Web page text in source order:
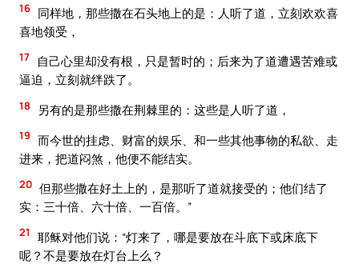
16 同样地，那些撒在石头地上的是：人听了道，立刻欢欢喜
喜地领受，
17
自己心里却没有根，只是暂时的；后来为了道遭遇苦难或
逼迫，立刻就绊跌了。
18 另有的是那些撒在荆棘里的：这些是人听了道，
19 而今世的挂虑、财富的娱乐、和一些其他事物的私欲、走
进来，把道闷煞，他便不能结实。
20 但那些撒在好土上的，是那听了道就接受的；他们结了
实：三十倍、六十倍、一百倍。”
21
耶稣对他们说：“灯来了，哪是要放在斗底下或床底下
呢？不是要放在灯台上么？